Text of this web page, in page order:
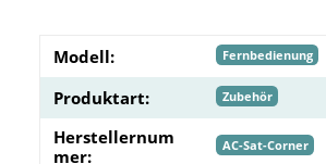
Modell: Fernbedienung
Produktart: Zubehör
Herstellernum
mer:
AC-Sat-Corner